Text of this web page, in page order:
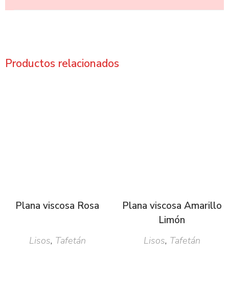
Productos relacionados
Plana viscosa Rosa
Lisos, Tafetán
Plana viscosa Amarillo
Limón
Lisos, Tafetán